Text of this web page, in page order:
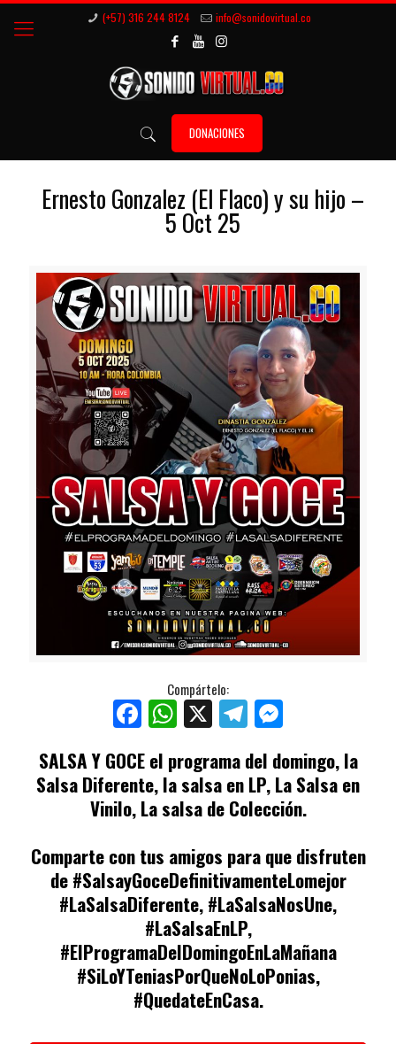
(+57) 316 244 8124 info@sonidovirtual.co
DONACIONES
Ernesto Gonzalez (El Flaco) y su hijo –
5 Oct 25
Compártelo:
Facebook
WhatsApp
X Telegram
SALSA Y GOCEel programa del domingo, la
Salsa Diferente, la salsa en LP, La Salsa en
Vinilo, La salsa de Colección.
Comparte con tus amigos para que disfruten
de #SalsayGoceDefinitivamenteLomejor
#LaSalsaDiferente, #LaSalsaNosUne,
#LaSalsaEnLP,
#ElProgramaDelDomingoEnLaMañana
#SiLoYTeniasPorQueNoLoPonias,
#QuedateEnCasa.